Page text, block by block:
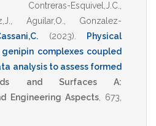
Contreras-Esquivel,J.C.
Aguilar,O.
Gonzalez-
(2023)
Physical
complexes coupled
analysis to assess formed
and Surfaces A:
Engineering Aspects, 673